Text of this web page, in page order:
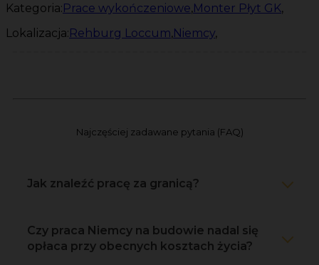
Kategoria:Prace wykończeniowe,Monter Płyt GK,
Lokalizacja:Rehburg Loccum,Niemcy,
Najczęściej zadawane pytania (FAQ)
Jak znaleźć pracę za granicą?
Czy praca Niemcy na budowie nadal się
opłaca przy obecnych kosztach życia?